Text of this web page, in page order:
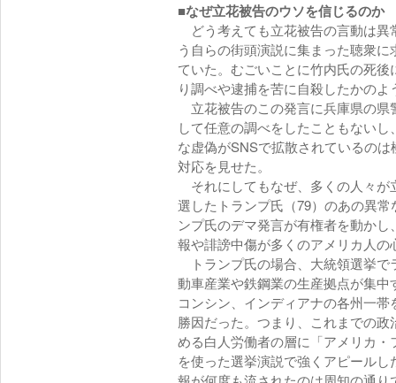
■なぜ立花被告のウソを信じるのか
どう考えても立花被告の言動は異
う自らの街頭演説に集まった聴衆
ていた。むごいことに竹内氏の死
り調べや逮捕を苦に自殺したかの
立花被告のこの発言に兵庫県の県
して任意の調べをしたこともない
な虚偽がSNSで拡散されているの
対応を見せた。
それにしてもなぜ、多くの人々が
選したトランプ氏（79）のあの異
ンプ氏のデマ発言が有権者を動か
報や誹謗中傷が多くのアメリカ人
トランプ氏の場合、大統領選挙で
動車産業や鉄鋼業の生産拠点が集
コンシン、インディアナの各州一
勝因だった。つまり、これまでの
める白人労働者の層に「アメリカ
を使った選挙演説で強くアピール